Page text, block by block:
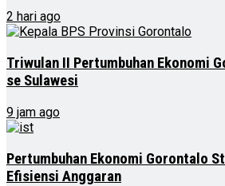
2 hari ago
Triwulan II Pertumbuhan Ekonomi
se Sulawesi
9 jam ago
Pertumbuhan Ekonomi Gorontalo
Efisiensi Anggaran